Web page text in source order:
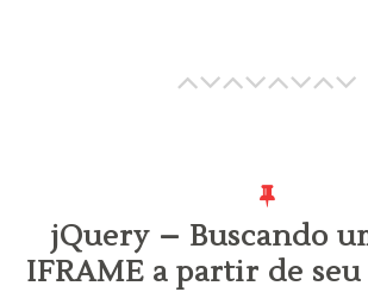
jQuery – Buscando
IFRAME a partir de